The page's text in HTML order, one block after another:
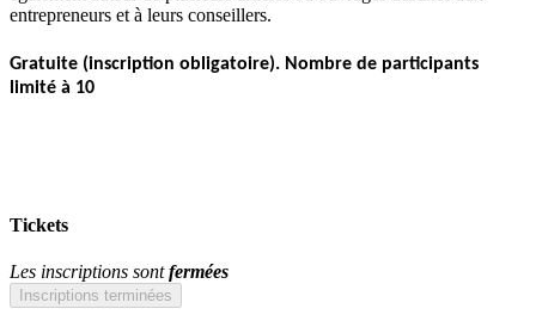
entrepreneurs et à leurs conseillers.
Gratuite (inscription obligatoire). Nombre de participants
limité à 10
Tickets
Les inscriptions sontfermées
Inscriptions terminées